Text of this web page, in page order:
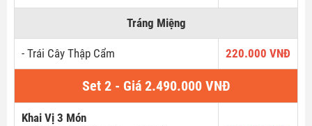
Tráng Miệng
- Trái Cây Thập Cẩm 220.000 VNĐ
Set 2 - Giá 2.490.000 VNĐ
Khai Vị 3 Món